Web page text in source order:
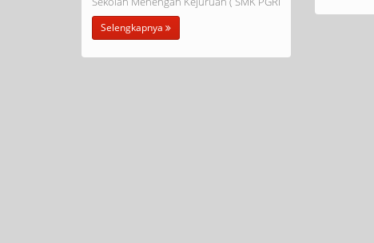
Selengkapnya